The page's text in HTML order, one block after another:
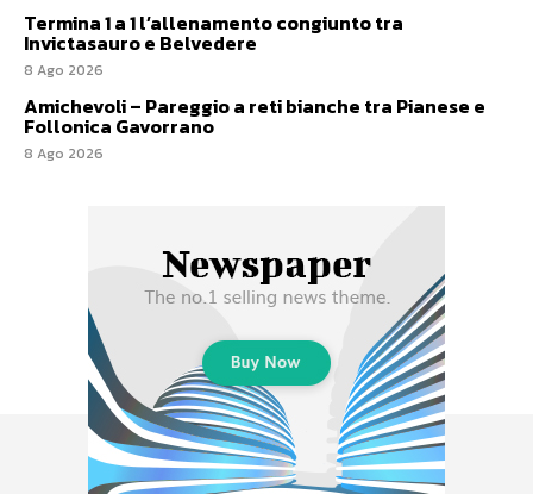
Termina 1 a 1 l’allenamento congiunto tra
Invictasauro e Belvedere
8 Ago 2026
Amichevoli – Pareggio a reti bianche tra Pianese e
Follonica Gavorrano
8 Ago 2026